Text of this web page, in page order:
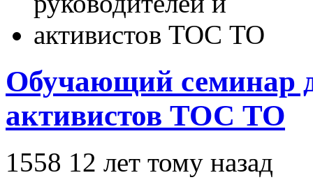
Обучающий семинар
активистов ТОС ТО
1558 12 лет тому назад